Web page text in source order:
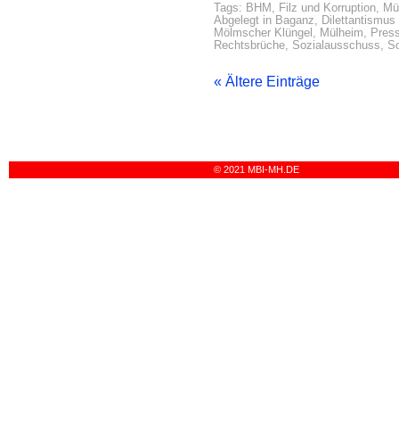
Tags: BHM , Filz und Korruption,
Abgelegt in Baganz, Dilettantismus
Mölmscher Klüngel , Mülheim,
Rechtsbrüche, Sozialausschuss,
« Ältere Einträge
© 2021 MBI-MH.DE